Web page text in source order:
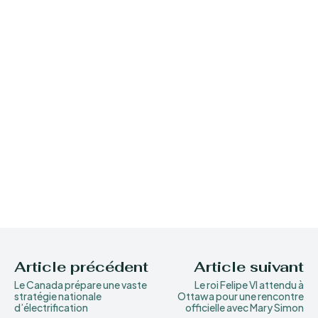
Article précédent
Le Canada prépare une vaste
stratégie nationale
d’électrification
Article suivant
Le roi Felipe VI attendu à
Ottawa pour une rencontre
officielle avec Mary Simon